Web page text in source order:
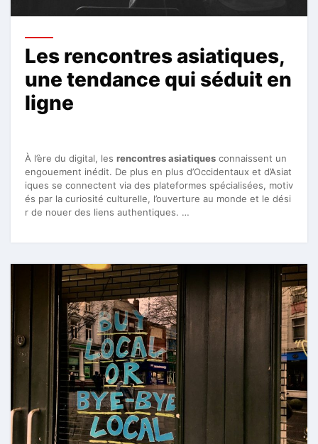
Les rencontres asiatiques,
une tendance qui séduit en
ligne
À l’ère du digital, les rencontres asiatiques connaissent un
engouement inédit. De plus en plus d’Occidentaux et d’Asiat
iques se connectent via des plateformes spécialisées, motiv
és par la curiosité culturelle, l’ouverture au monde et le dési
r de nouer des liens authentiques. …